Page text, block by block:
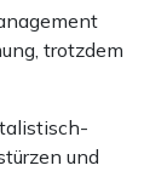
trotzdem
und